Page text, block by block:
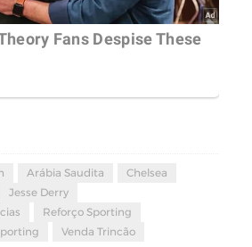
Arábia Saudita
Chelsea
Jesse Derry
Reforço Sporting
Venda Trincão